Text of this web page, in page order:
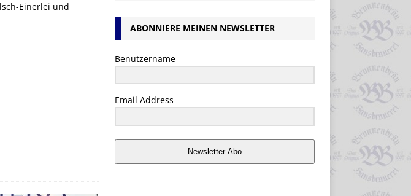
Einerlei und
ABONNIERE MEINEN NEWSLETTER
Benutzername
Email Address
Newsletter Abo